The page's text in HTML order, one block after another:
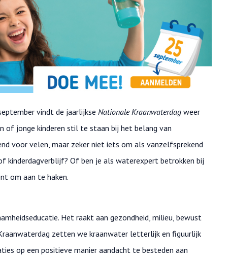
vindt de jaarlijkse Nationale Kraanwaterdag weer
of jonge kinderen stil te staan bij het belang van
voor velen, maar zeker niet iets om als vanzelfsprekend
kinderdagverblijf? Of ben je als waterexpert betrokken bij
om aan te haken.
Het raakt aan gezondheid, milieu, bewust
zetten we kraanwater letterlijk en figuurlijk
op een positieve manier aandacht te besteden aan